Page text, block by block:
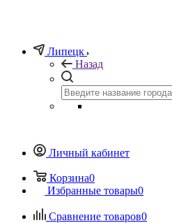
Липецк
Назад
Личный кабинет
Корзина0
Избранные товары0
Сравнение товаров0